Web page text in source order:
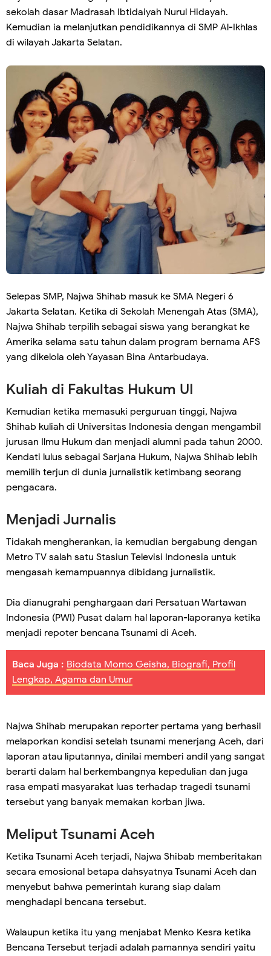
sekolah dasar Madrasah Ibtidaiyah Nurul Hidayah.
Kemudian ia melanjutkan pendidikannya di SMP Al-Ikhlas
di wilayah Jakarta Selatan.
Selepas SMP, Najwa Shihab masuk ke SMA Negeri 6
Jakarta Selatan. Ketika di Sekolah Menengah Atas (SMA),
Najwa Shihab terpilih sebagai siswa yang berangkat ke
Amerika selama satu tahun dalam program bernama AFS
yang dikelola oleh Yayasan Bina Antarbudaya.
Kuliah di Fakultas Hukum UI
Kemudian ketika memasuki perguruan tinggi, Najwa
Shihab kuliah di Universitas Indonesia dengan mengambil
jurusan Ilmu Hukum dan menjadi alumni pada tahun 2000.
Kendati lulus sebagai Sarjana Hukum, Najwa Shihab lebih
memilih terjun di dunia jurnalistik ketimbang seorang
pengacara.
Menjadi Jurnalis
Tidakah mengherankan, ia kemudian bergabung dengan
Metro TV salah satu Stasiun Televisi Indonesia untuk
mengasah kemampuannya dibidang jurnalistik.
Dia dianugrahi penghargaan dari Persatuan Wartawan
Indonesia (PWI) Pusat dalam hal laporan-laporanya ketika
menjadi repoter bencana Tsunami di Aceh.
Baca Juga : Biodata Momo Geisha, Biografi, Profil
Lengkap, Agama dan Umur
Najwa Shihab merupakan reporter pertama yang berhasil
melaporkan kondisi setelah tsunami menerjang Aceh, dari
laporan atau liputannya, dinilai memberi andil yang sangat
berarti dalam hal berkembangnya kepedulian dan juga
rasa empati masyarakat luas terhadap tragedi tsunami
tersebut yang banyak memakan korban jiwa.
Meliput Tsunami Aceh
Ketika Tsunami Aceh terjadi, Najwa Shibab memberitakan
secara emosional betapa dahsyatnya Tsunami Aceh dan
menyebut bahwa pemerintah kurang siap dalam
menghadapi bencana tersebut.
Walaupun ketika itu yang menjabat Menko Kesra ketika
Bencana Tersebut terjadi adalah pamannya sendiri yaitu